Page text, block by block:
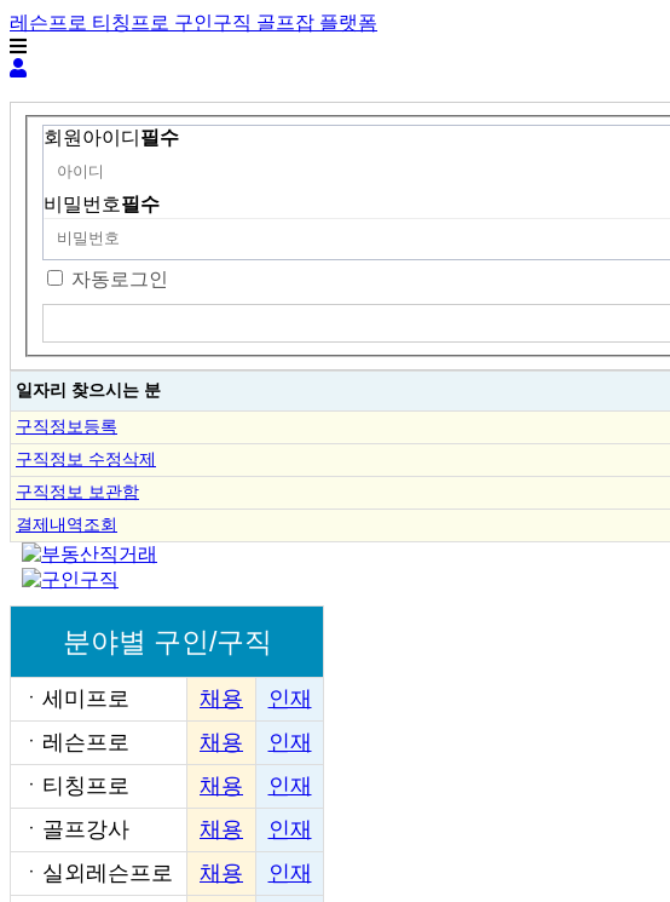
레슨프로 티칭프로 구인구직 골프잡 플랫폼
회원아이디 필수
비밀번호필수
자동로그인
일자리 찾으시는 분
구직정보등록
구직정보 수정삭제
구직정보 보관함
결제내역조회
분야별 구인/구직
ㆍ 세미프로 채용
인재
ㆍ 레슨프로 채용
인재
ㆍ 티칭프로 채용
인재
ㆍ 골프강사 채용
인재
ㆍ 실외레슨프로 채용
인재